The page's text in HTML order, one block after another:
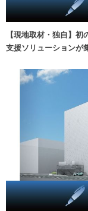
【現地取材・独自】
支援ソリューションが